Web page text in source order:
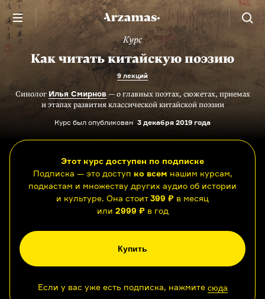
Курс
Как читать китайскую поэзию
9 лекций
Синолог Илья Смирнов— о главных поэтах, сюжетах, приемах
и этапах развития классической китайской поэзии
Курс был опубликован 3 декабря 2019 года
Этот курс доступен по подписке
Подписка — это доступ ко всем нашим курсам,
подкастам и множеству других аудио об истории
и культуре. Она стоит399 ₽ в месяц
или 2999 ₽в год
Купить
Если у вас уже есть подписка, нажмите сюда